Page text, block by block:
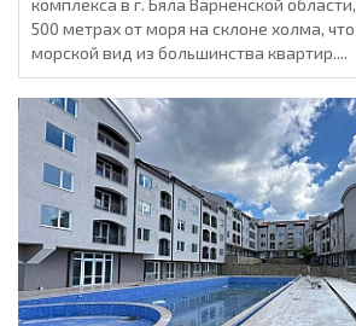
комплекса в г. Бяла Варненской
500 метрах от моря на склоне холма,
морской вид из большинства квартир....